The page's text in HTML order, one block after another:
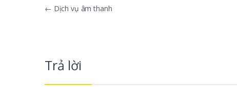
Điều hướng bài viết
← Dịch vụ âm thanh
Trả lời